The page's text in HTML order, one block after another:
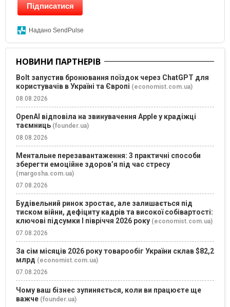
Підписатися
Надано SendPulse
НОВИНИ ПАРТНЕРІВ
Bolt запустив бронювання поїздок через ChatGPT для
користувачів в Україні та Європі (economist.com.ua)
08.08.2026
OpenAI відповіла на звинувачення Apple у крадіжці
таємниць (founder.ua)
08.08.2026
Ментальне перезавантаження: 3 практичні способи
зберегти емоційне здоров’я під час стресу
(margosha.com.ua)
07.08.2026
Будівельний ринок зростає, але залишається під
тиском війни, дефіциту кадрів та високої собівартості:
ключові підсумки І півріччя 2026 року (economist.com.ua)
07.08.2026
За сім місяців 2026 року товарообіг України склав $82,2
млрд (economist.com.ua)
07.08.2026
Чому ваш бізнес зупиняється, коли ви працюєте ще
важче (founder.ua)